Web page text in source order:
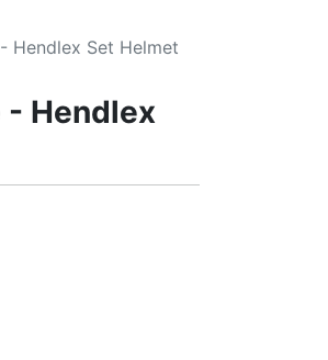
Hendlex Set Helmet
Hendlex